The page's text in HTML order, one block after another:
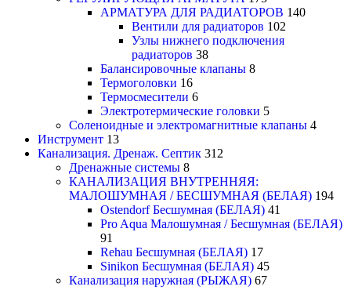
АРМАТУРА ДЛЯ РАДИАТОРОВ 140
Вентили для радиаторов 102
Узлы нижнего подключения
радиаторов 38
Балансировочные клапаны 8
Термоголовки 16
Термосмесители 6
Электротермические головки 5
Соленоидные и электромагнитные клапаны 4
Инструмент 13
Канализация. Дренаж. Септик 312
Дренажные системы 8
КАНАЛИЗАЦИЯ ВНУТРЕННЯЯ:
МАЛОШУМНАЯ / БЕСШУМНАЯ (БЕЛАЯ) 194
Ostendorf Бесшумная (БЕЛАЯ) 41
Pro Aqua Малошумная / Бесшумная (БЕЛАЯ)
91
Rehau Бесшумная (БЕЛАЯ) 17
Sinikon Бесшумная (БЕЛАЯ) 45
Канализация наружная (РЫЖАЯ) 67